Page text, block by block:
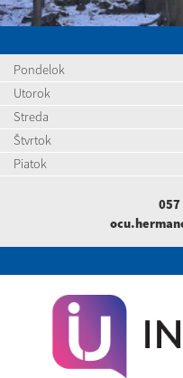
Pondelok
Utorok
Streda
Štvrtok
Piatok
057